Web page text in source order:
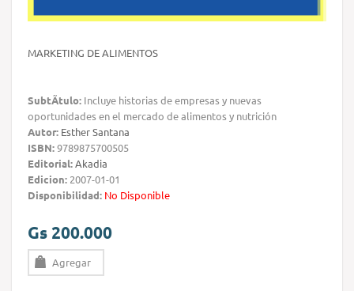
MARKETING DE ALIMENTOS
SubtÃ­tulo: Incluye historias de empresas y nuevas
oportunidades en el mercado de alimentos y nutrición
Autor: Esther Santana
ISBN:9789875700505
Editorial:Akadia
Edicion: 2007-01-01
Disponibilidad: No Disponible
Gs 200.000
Agregar